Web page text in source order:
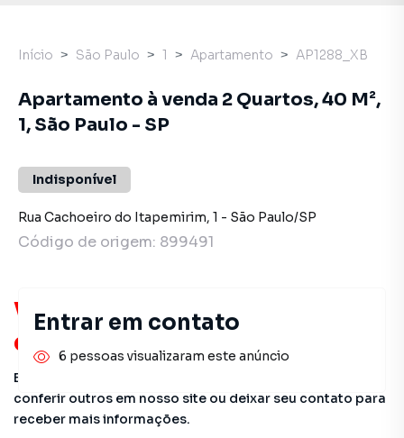
Você pode encontrar novas
oportunidades!
Este imóvel não está mais disponível, mas você pode
conferir outros em nosso site ou deixar seu contato para
receber mais informações.
Início São Paulo 1 Apartamento AP1288_XB
Apartamento à venda 2 Quartos, 40 M²,
1, São Paulo - SP
Indisponível
Rua Cachoeiro do Itapemirim, 1 - São Paulo/SP
Código de origem: 899491
Entrar em contato
6 pessoas visualizaram este anúncio